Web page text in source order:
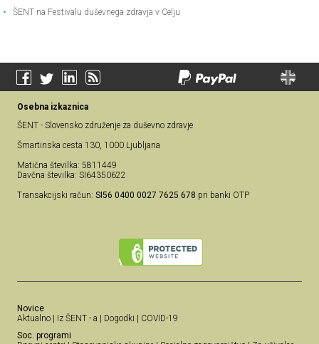
• ŠENT na Festivalu duševnega zdravja v Celju
Osebna izkaznica
ŠENT - Slovensko združenje za duševno zdravje
Šmartinska cesta 130, 1000 Ljubljana
Matična številka: 5811449
Davčna številka: SI64350622
Transakcijski račun: SI56 0400 0027 7625 678 pri banki OTP
Novice
Aktualno | Iz ŠENT - a | Dogodki | COVID-19
Soc. programi